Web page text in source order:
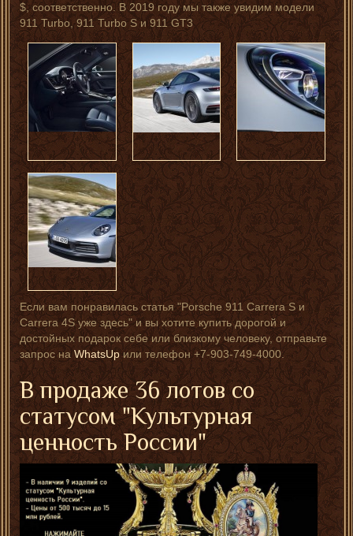
$, соответственно. В 2019 году мы также увидим модели
911 Turbo, 911 Turbo S и 911 GT3
Если вам понравилась статья "Porsche 911 Carrera S и
Carrera 4S уже здесь" и вы хотите купить дорогой и
достойных подарок себе или близкому человеку, отправьте
запрос наWhatsUpили телефон +7-903-749-4000.
В продаже 36 лотов со
статусом "Культурная
ценность России"